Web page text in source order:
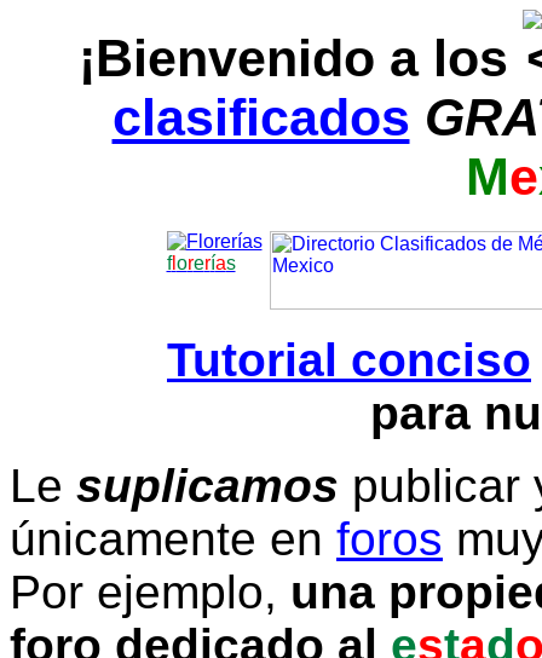
¡Bienvenido a los
clasificados
Me
florerías
Tutorial conciso
para
Le suplicamos publicar
únicamente en foros
Por ejemplo, una
foro dedicado al estad